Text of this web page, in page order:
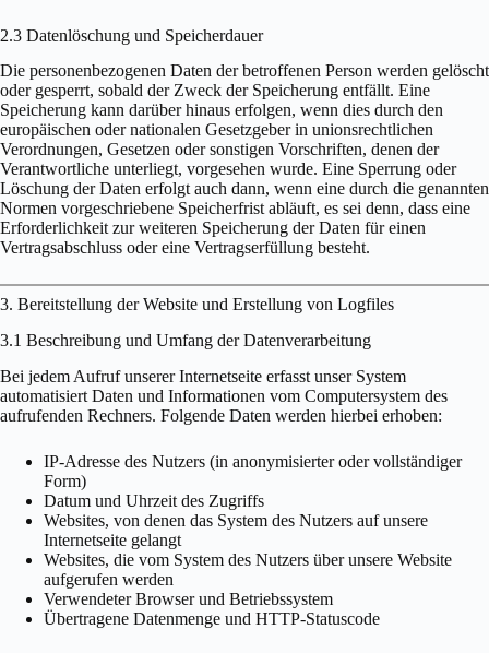
2.3 Datenlöschung und Speicherdauer
Die personenbezogenen Daten der betroffenen Person werden gelöscht
oder gesperrt, sobald der Zweck der Speicherung entfällt. Eine
Speicherung kann darüber hinaus erfolgen, wenn dies durch den
europäischen oder nationalen Gesetzgeber in unionsrechtlichen
Verordnungen, Gesetzen oder sonstigen Vorschriften, denen der
Verantwortliche unterliegt, vorgesehen wurde. Eine Sperrung oder
Löschung der Daten erfolgt auch dann, wenn eine durch die genannten
Normen vorgeschriebene Speicherfrist abläuft, es sei denn, dass eine
Erforderlichkeit zur weiteren Speicherung der Daten für einen
Vertragsabschluss oder eine Vertragserfüllung besteht.
3. Bereitstellung der Website und Erstellung von Logfiles
3.1 Beschreibung und Umfang der Datenverarbeitung
Bei jedem Aufruf unserer Internetseite erfasst unser System
automatisiert Daten und Informationen vom Computersystem des
aufrufenden Rechners. Folgende Daten werden hierbei erhoben:
IP-Adresse des Nutzers (in anonymisierter oder vollständiger
Form)
Datum und Uhrzeit des Zugriffs
Websites, von denen das System des Nutzers auf unsere
Internetseite gelangt
Websites, die vom System des Nutzers über unsere Website
aufgerufen werden
Verwendeter Browser und Betriebssystem
Übertragene Datenmenge und HTTP-Statuscode